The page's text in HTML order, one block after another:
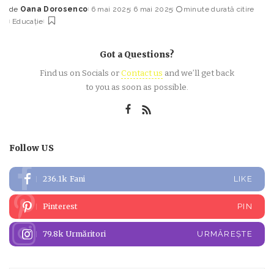
Posted
by
de Oana Dorosenco 6 mai 2025 6 mai 2025
minute durată citire
Educație
Got a Questions?
Find us on Socials orContact us and we’ll get back
to you as soon as possible.
Follow US
236.1k Fani LIKE
Pinterest PIN
79.8k Urmăritori URMĂREȘTE